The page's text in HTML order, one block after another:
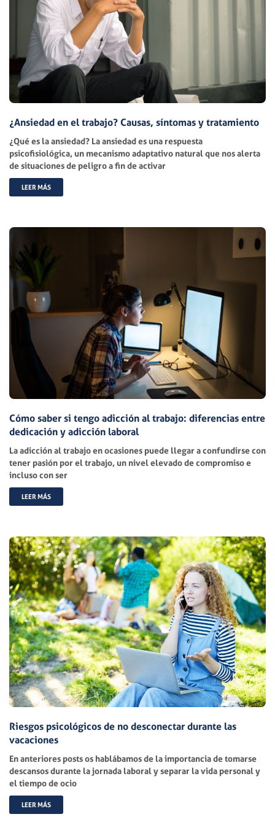
¿Ansiedad en el trabajo? Causas, síntomas y tratamiento
¿Qué es la ansiedad? La ansiedad es una respuesta
psicofisiológica, un mecanismo adaptativo natural que nos alerta
de situaciones de peligro a fin de activar
LEER MÁS
Cómo saber si tengo adicción al trabajo: diferencias entre
dedicación y adicción laboral
La adicción al trabajo en ocasiones puede llegar a confundirse con
tener pasión por el trabajo, un nivel elevado de compromiso e
incluso con ser
LEER MÁS
Riesgos psicológicos de no desconectar durante las
vacaciones
En anteriores posts os hablábamos de la importancia de tomarse
descansos durante la jornada laboral y separar la vida personal y
el tiempo de ocio
LEER MÁS